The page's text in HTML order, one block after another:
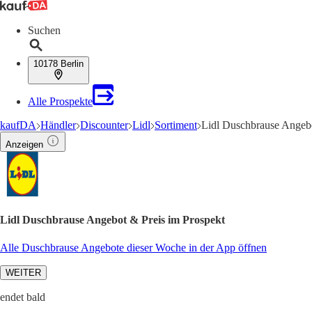
Suchen
10178 Berlin
Alle Prospekte
kaufDA Händler Discounter Lidl Sortiment Lidl Duschbrause
Anzeigen
Lidl Duschbrause Angebot & Preis im Prospekt
Alle Duschbrause Angebote dieser Woche in der App öffnen
WEITER
endet bald